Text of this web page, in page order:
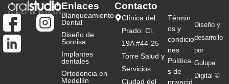
Enlaces
Blanqueamiento
Dental
Diseño de
Sonrisa
Implantes
dentales
Ortodoncia en
Medellín
Contacto
Clínica del
Prado: Cl.
19A #44-25
Torre Salud y
Servicios
Ciudad del
Diseño y
desarrollo
por
Gulupa
Digital ©
Términ
os y
condicio
nes
Política
s de
privacid